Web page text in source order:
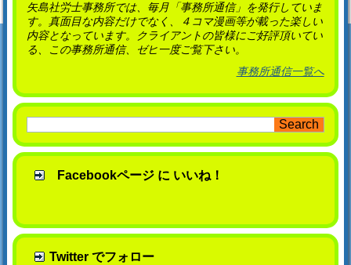
矢島社労士事務所では、毎月「事務所通信」を発行していま
す。真面目な内容だけでなく、４コマ漫画等が載った楽しい
内容となっています。クライアントの皆様にご好評頂いてい
る、この事務所通信、ゼヒ一度ご覧下さい。
事務所通信一覧へ
Facebookページ に いいね！
Twitter でフォロー